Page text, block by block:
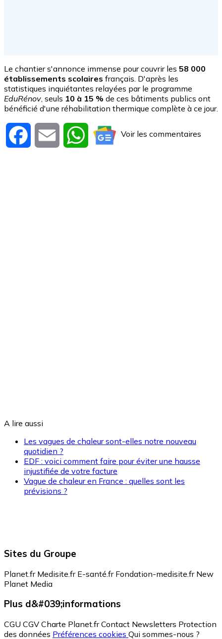
Le chantier s'annonce immense pour couvrir les 58 000
établissements scolaires français. D'après les
statistiques inquiétantes relayées par le programme
EduRénov, seuls 10 à 15 % de ces bâtiments publics ont
bénéficié d'une réhabilitation thermique complète à ce jour.
Facebook Email WhatsAppVoir les commentaires
A lire aussi
Les vagues de chaleur sont-elles notre nouveau
quotidien ?
EDF : voici comment faire pour éviter une hausse
injustifiée de votre facture
Vague de chaleur en France : quelles sont les
prévisions ?
Sites du Groupe
Planet.fr Medisite.fr E-santé.fr Fondation-medisite.fr New
Planet Media
Plus d&#039;informations
CGU CGV Charte Planet.fr Contact Newsletters Protection
des données Préférences cookies Qui sommes-nous ?